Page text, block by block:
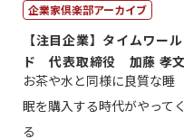
企業家倶楽部アーカイブ
【注目企業】タイムワール
ド 代表取締役 加藤 孝文
お茶や水と同様に良質な睡
眠を購入する時代がやってく
る